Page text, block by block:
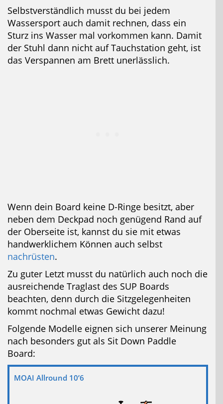
Selbstverständlich musst du bei jedem
Wassersport auch damit rechnen, dass ein
Sturz ins Wasser mal vorkommen kann. Damit
der Stuhl dann nicht auf Tauchstation geht, ist
das Verspannen am Brett unerlässlich.
Wenn dein Board keine D-Ringe besitzt, aber
neben dem Deckpad noch genügend Rand auf
der Oberseite ist, kannst du sie mit etwas
handwerklichem Können auch selbst
nachrüsten.
Zu guter Letzt musst du natürlich auch noch die
ausreichende Traglast des SUP Boards
beachten, denn durch die Sitzgelegenheiten
kommt nochmal etwas Gewicht dazu!
Folgende Modelle eignen sich unserer Meinung
nach besonders gut als Sit Down Paddle
Board:
MOAI Allround 10’6